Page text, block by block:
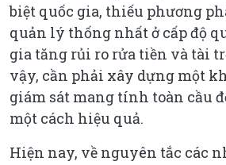
biệt quốc gia, thiếu phương
quản lý thống nhất ở cấp độ
gia tăng rủi ro rửa tiền và tài
vậy, cần phải xây dựng một
giám sát mang tính toàn cầu
một cách hiệu quả.
Hiện nay, về nguyên tắc các